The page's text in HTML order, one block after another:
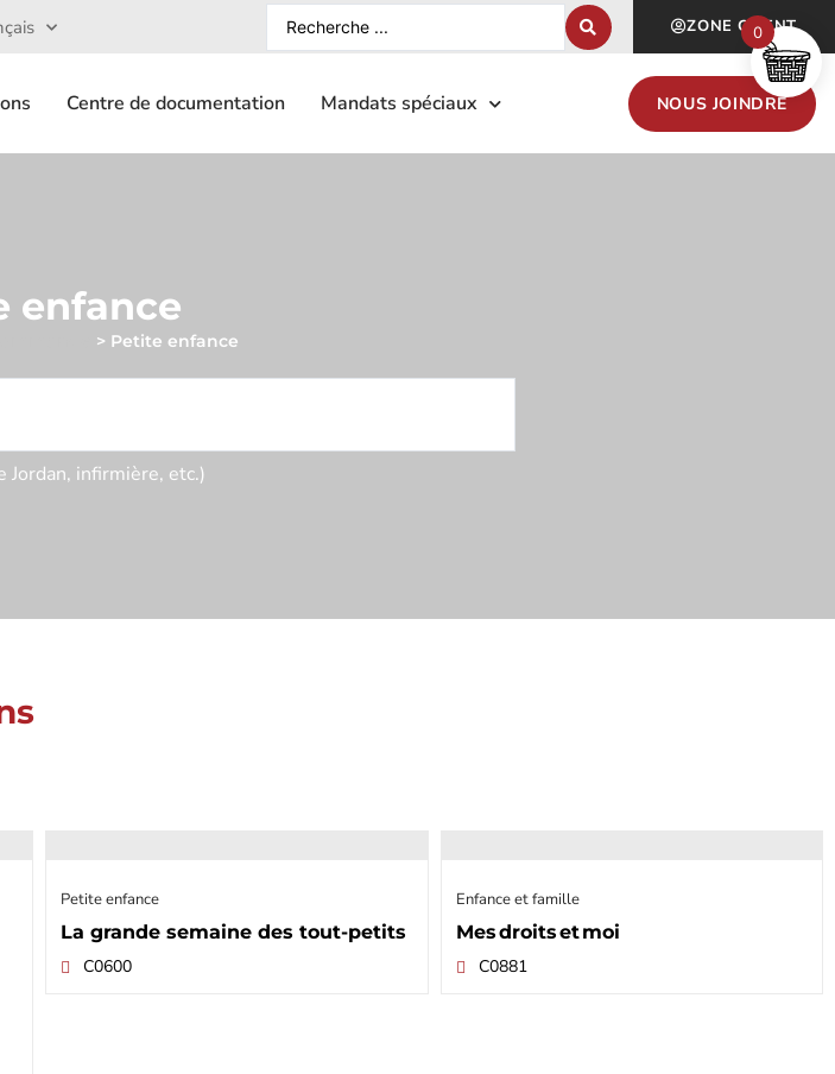
ZONE CLIENT
Centre de documentation Mandats spéciaux NOUS JOINDRE
enfance
> Petite enfance
Jordan, infirmière, etc.)
Petite enfance
La grande semaine des tout-petits
C0600
Enfance et famille
Mes droits et moi
C0881
0